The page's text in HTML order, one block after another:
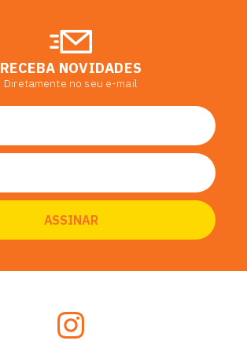
RECEBA NOVIDADES
Diretamente no seu e-mail